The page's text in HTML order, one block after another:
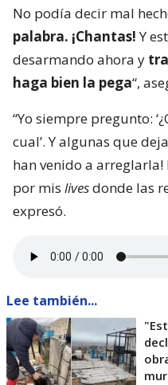
No podía decir mal
palabra. ¡Chantas!Y
desarmando ahora y
haga bien la pega“,
“Yo siempre pregunto:
cual’. Y algunas que
han venido a
por mis livesdonde las
expresó.
Lee también...